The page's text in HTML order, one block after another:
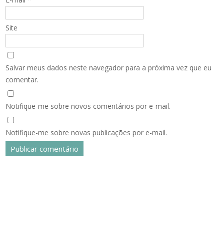
Site
Salvar meus dados neste navegador para a próxima vez que eu
comentar.
Notifique-me sobre novos comentários por e-mail.
Notifique-me sobre novas publicações por e-mail.